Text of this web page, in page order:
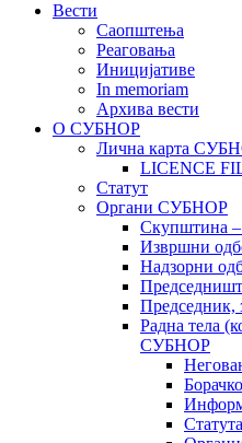
Вести
Саопштења
Реаговања
Иницијативе
In memoriam
Архива вести
О СУБНОР
Лична карта
LICENCE
Статут
Органи СУБНОР
Скупштина –
Извршни
Надзорни
Председник,
Радна тела
СУБНОР